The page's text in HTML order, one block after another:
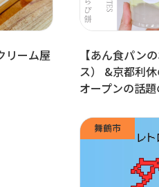
リーム屋
【あん食パン
ス） &京都利
オープンの話題
舞鶴市